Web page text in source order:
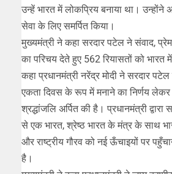
उन्हें भारत में लोकप्रिय बनाया था। उन्होंने
सेवा के लिए समर्पित किया।
मुख्यमंत्री ने कहा सरदार पटेल ने संवाद,
का परिचय देते हुए 562 रियासतों को भारत
कहा प्रधानमंत्री नरेंद्र मोदी ने सरदार पटेल
एकता दिवस के रूप में मनाने का निर्णय
श्रद्धांजलि अर्पित की है। प्रधानमंत्री
से एक भारत, श्रेष्ठ भारत के मंत्र के साथ
और राष्ट्रीय गौरव को नई ऊँचाइयों पर
है।